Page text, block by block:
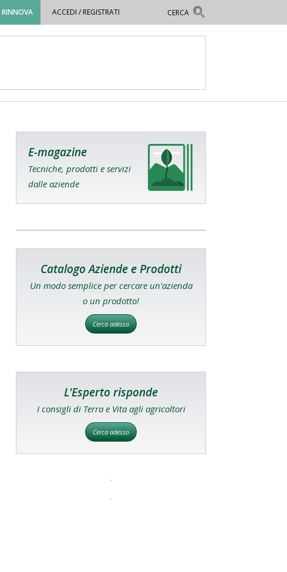
ACCEDI / REGISTRATI
E-magazine
Tecniche, prodotti e servizi
dalle aziende
Catalogo Aziende e Prodotti
Un modo semplice per cercare un'azienda
o un prodotto!
Cerca adesso
L'Esperto risponde
I consigli di Terra e Vita agli agricoltori
Cerca adesso